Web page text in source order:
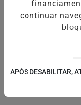
continuar
APÓS DESABILITAR,